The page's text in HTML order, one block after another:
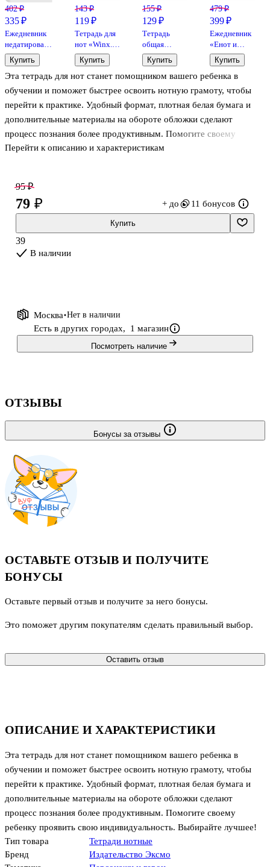
Эта тетрадь для нот станет помощником вашего ребенка в
обучении и поможет быстрее освоить нотную грамоту, чтобы
перейти к практике. Удобный формат, плотная белая бумага и
дополнительные материалы на обороте обложки сделают
процесс познания более продуктивным. Помогите своему
ребенку проявить свою индивидуальность. Выбирайте лучшее!
Перейти к описанию и характеристикам
402 ₽
335 ₽
Ежедневник
недатированный
«Единороги.
Будь в
балансе» А5,
80 листов,
Купить
143 ₽
119 ₽
Тетрадь для
нот «Winx.
Магия
дружбы» 12
листов, А4,
скрепка -
Купить
155 ₽
129 ₽
Тетрадь
общая
«Гравити
Фолз.
Мейбл», 48
листов в
Disney
Купить
479 ₽
399 ₽
Ежедневник
«Енот и
единорог»,
Эксмо
Купить
95 ₽
79 ₽ + до 11 бонусов
Купить
39
В наличии
Москва Нет в наличии
Есть в других городах, 1 магазин
Посмотреть наличие
ОПИСАНИЕ И ХАРАКТЕРИСТИКИ
Эта тетрадь для нот станет помощником вашего ребенка в
обучении и поможет быстрее освоить нотную грамоту, чтобы
перейти к практике. Удобный формат, плотная белая бумага и
дополнительные материалы на обороте обложки сделают
процесс познания более продуктивным. Помогите своему
ребенку проявить свою индивидуальность. Выбирайте лучшее!
Тип товара
Тетради нотные
Бренд
Издательство Эксмо
ОТЗЫВЫ
Бонусы за отзывы
ОСТАВЬТЕ ОТЗЫВ И ПОЛУЧИТЕ
БОНУСЫ
Оставьте первый отзыв и получите за него бонусы.
Это поможет другим покупателям сделать правильный выбор.
Оставить отзыв